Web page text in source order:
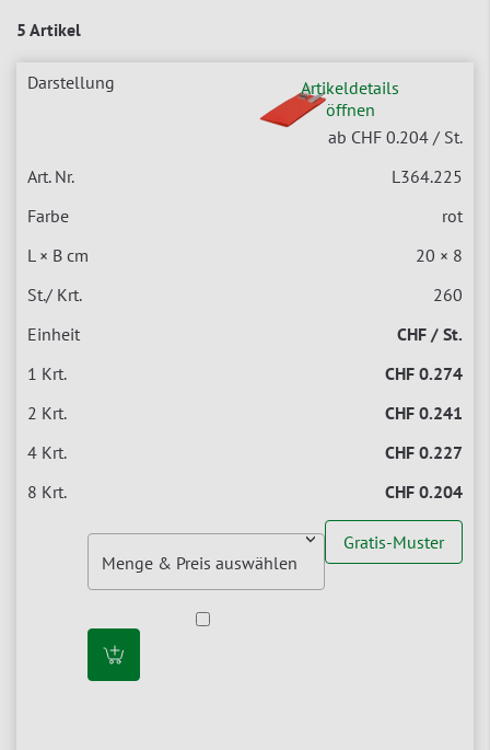
5 Artikel
Artikeldetails
öffnen
ab CHF 0.204 / St.
L364.225
rot
20 × 8
260
CHF / St.
CHF 0.274
CHF 0.241
CHF 0.227
CHF 0.204
Gratis-Muster